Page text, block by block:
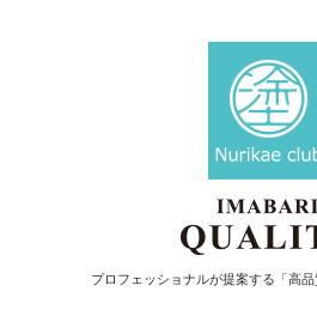
プロフェッショナルが提案する「高品